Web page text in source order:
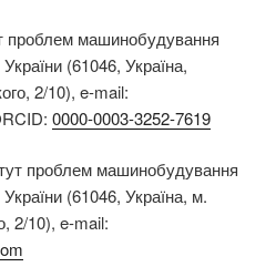
проблем машинобудування
(61046, Україна,
2/10), e-mail:
0000-0003-3252-7619
проблем машинобудування
(61046, Україна, м.
2/10), e-mail: